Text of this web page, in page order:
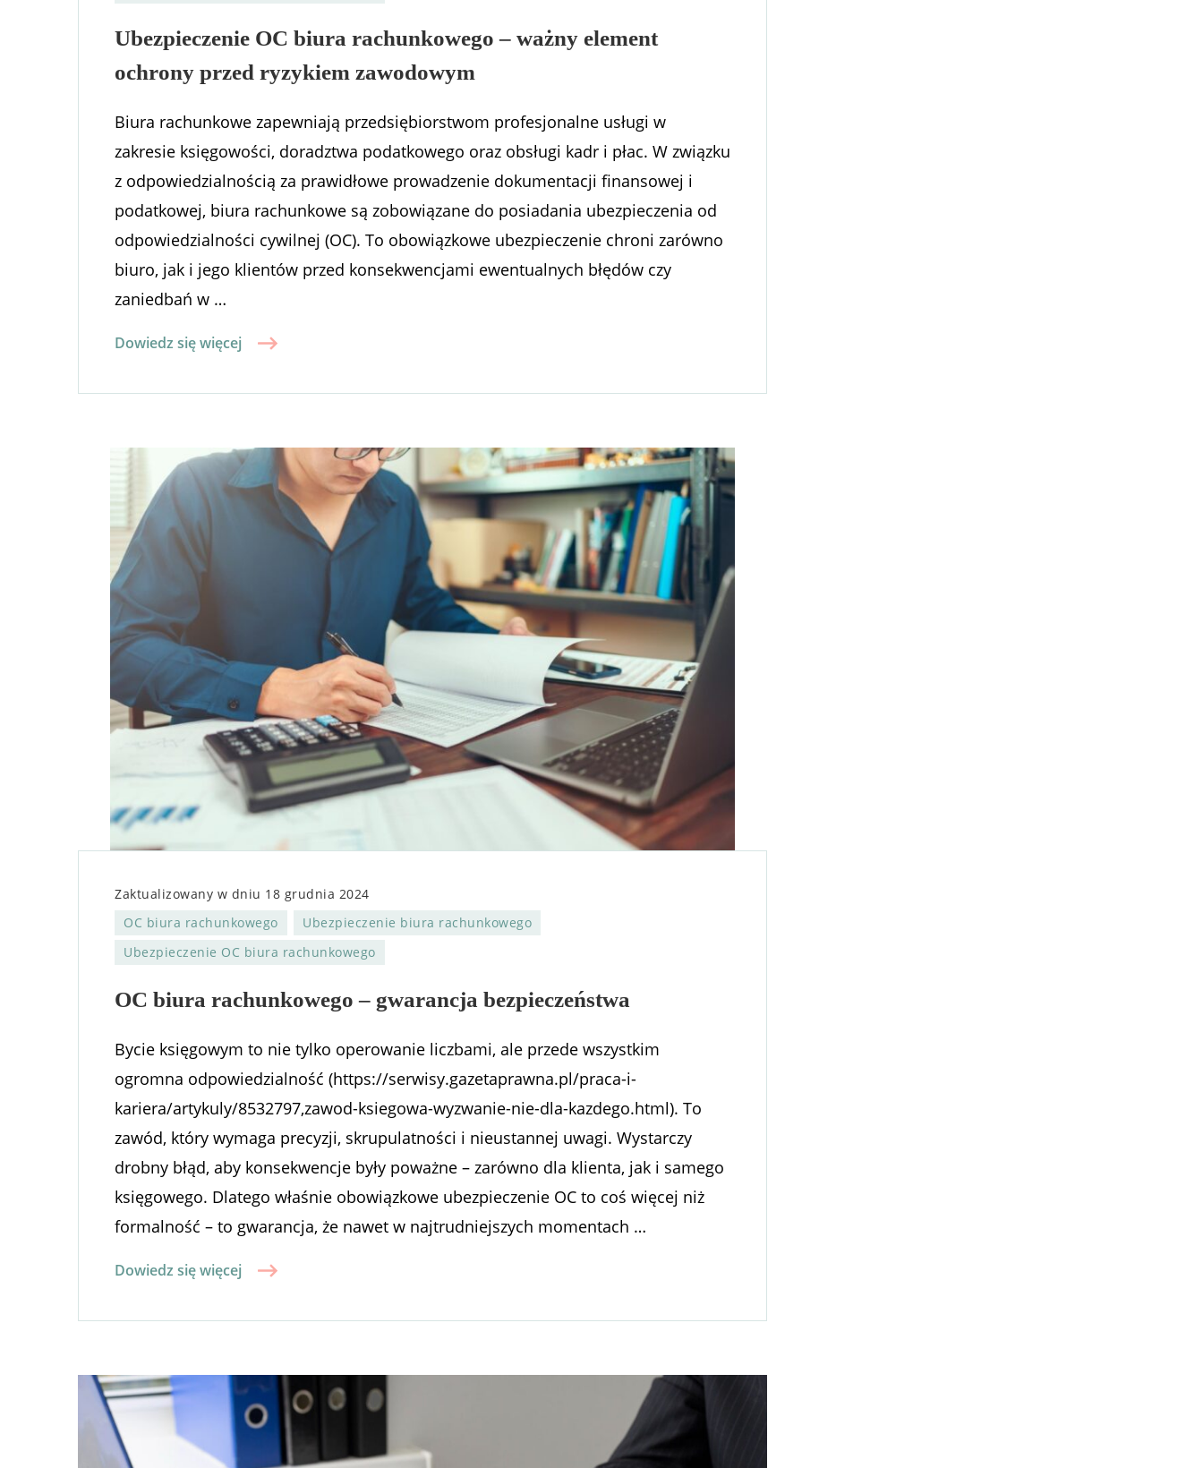
Ubezpieczenie OC biura rachunkowego – ważny element
ochrony przed ryzykiem zawodowym
Biura rachunkowe zapewniają przedsiębiorstwom profesjonalne usługi w
zakresie księgowości, doradztwa podatkowego oraz obsługi kadr i płac. W związku
z odpowiedzialnością za prawidłowe prowadzenie dokumentacji finansowej i
podatkowej, biura rachunkowe są zobowiązane do posiadania ubezpieczenia od
odpowiedzialności cywilnej (OC). To obowiązkowe ubezpieczenie chroni zarówno
biuro, jak i jego klientów przed konsekwencjami ewentualnych błędów czy
zaniedbań w …
Dowiedz się więcej
Zaktualizowany w dniu 18 grudnia 2024
OC biura rachunkowego
Ubezpieczenie biura rachunkowego
Ubezpieczenie OC biura rachunkowego
OC biura rachunkowego – gwarancja bezpieczeństwa
Bycie księgowym to nie tylko operowanie liczbami, ale przede wszystkim
ogromna odpowiedzialność (https://serwisy.gazetaprawna.pl/praca-i-
kariera/artykuly/8532797,zawod-ksiegowa-wyzwanie-nie-dla-kazdego.html). To
zawód, który wymaga precyzji, skrupulatności i nieustannej uwagi. Wystarczy
drobny błąd, aby konsekwencje były poważne – zarówno dla klienta, jak i samego
księgowego. Dlatego właśnie obowiązkowe ubezpieczenie OC to coś więcej niż
formalność – to gwarancja, że nawet w najtrudniejszych momentach …
Dowiedz się więcej